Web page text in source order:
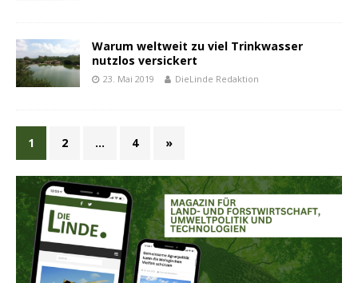
Warum weltweit zu viel Trinkwasser
nutzlos versickert
23. Mai 2019 DieLinde Redaktion
1 2 … 4 »